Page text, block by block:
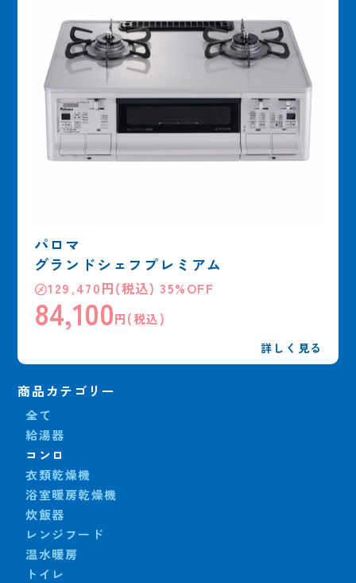
商品カテゴリー
全て
給湯器
コンロ
衣類乾燥機
浴室暖房乾燥機
炊飯器
レンジフード
温水暖房
トイレ
パロマ
グランドシェフプレミアム
㋱129,470円(税込) 35%OFF
84,100円(税込)
詳しく見る